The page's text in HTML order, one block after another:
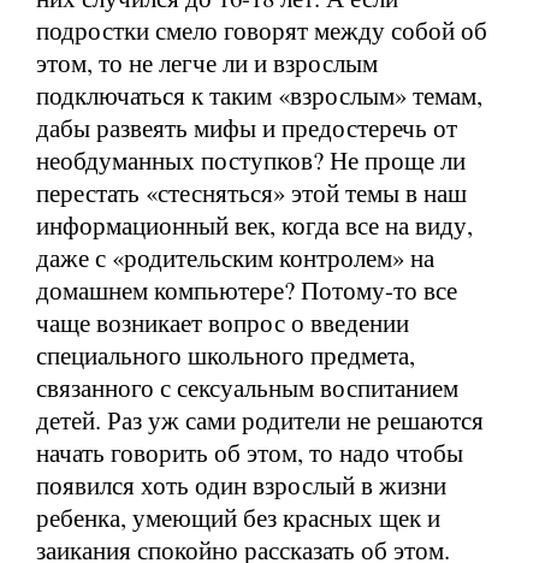
подростки смело говорят между собой об
этом, то не легче ли и взрослым
подключаться к таким «взрослым» темам,
дабы развеять мифы и предостеречь от
необдуманных поступков? Не проще ли
перестать «стесняться» этой темы в наш
информационный век, когда все на виду,
даже с «родительским контролем» на
домашнем компьютере? Потому-то все
чаще возникает вопрос о введении
специального школьного предмета,
связанного с сексуальным воспитанием
детей. Раз уж сами родители не решаются
начать говорить об этом, то надо чтобы
появился хоть один взрослый в жизни
ребенка, умеющий без красных щек и
заикания спокойно рассказать об этом.